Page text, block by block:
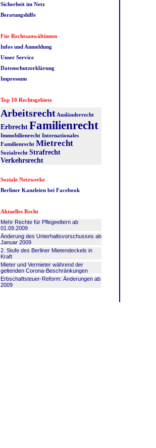
Sicherheit im Netz
Beratungshilfe
Für Rechtsanwältinnen
Infos und Anmeldung
Unser Service
Datenschutzerklärung
Impressum
Top 10 Rechtsgebiete
Arbeitsrecht Ausländerrecht
Erbrecht Familienrecht
Immobilienrecht Internationales
Familienrecht Mietrecht
Sozialrecht Strafrecht
Verkehrsrecht
Soziale Netzwerke
Berliner Kanzleien bei Facebook
Aktuelles Recht
Mehr Rechte für Pflegeeltern ab
01.09.2009
Änderung des Unterhaltsvorschusses ab
Januar 2009
2. Stufe des Berliner Mietendeckels in
Kraft
Mieter und Vermieter während der
geltenden Corona-Beschränkungen
Erbschaftsteuer-Reform: Änderungen ab
2009